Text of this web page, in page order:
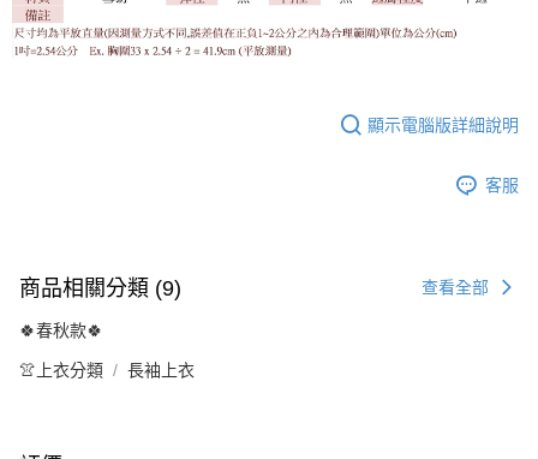
顯示電腦版詳細說明
客服
商品相關分類 (9) 查看全部
🍀春秋款🍀
👚上衣分類 長袖上衣